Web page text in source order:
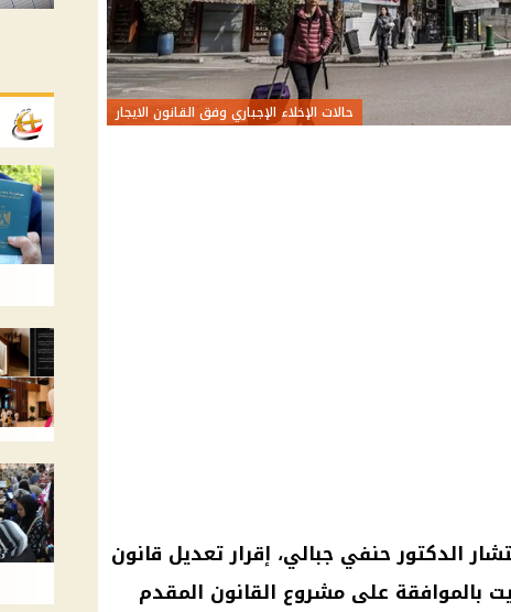
حالات الإخلاء الإجباري وفق القانون الايجار
الدكتور حنفي جبالي، إقرارتعديل قانون
بالموافقة على مشروع القانون المقدم